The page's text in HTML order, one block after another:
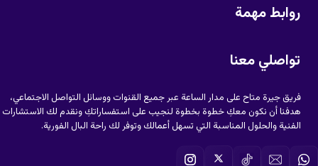
تواصلي معنا
فريق جيرة متاح على مدار الساعة عبر جميع القنوات ووسائل التواصل الاجتماعي،
هدفنا أن نكون معكِ خطوة بخطوة لنجيب على استفساراتكِ ونقدم لك الاستشارات
الفنية والحلول المناسبة التي تسهل أعمالك وتوفر لك راحة البال الفورية.
روابط مهمة